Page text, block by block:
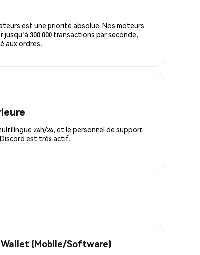
est une priorité absolue. Nos moteurs
300 000 transactions par seconde,
aux ordres.
24h/24, et le personnel de support
est très actif.
(Mobile/Software)